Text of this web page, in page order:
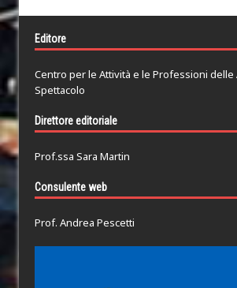
Editore
Centro per le Attività e le Professioni delle
Spettacolo
Direttore editoriale
Prof.ssa Sara Martin
Consulente web
Prof. Andrea Pescetti